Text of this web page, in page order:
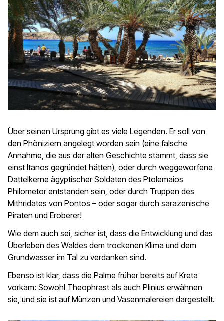
Über seinen Ursprung gibt es viele Legenden. Er soll von
den Phöniziern angelegt worden sein (eine falsche
Annahme, die aus der alten Geschichte stammt, dass sie
einst Itanos gegründet hätten), oder durch weggeworfene
Dattelkerne ägyptischer Soldaten des Ptolemaios
Philometor entstanden sein, oder durch Truppen des
Mithridates von Pontos – oder sogar durch sarazenische
Piraten und Eroberer!
Wie dem auch sei, sicher ist, dass die Entwicklung und das
Überleben des Waldes dem trockenen Klima und dem
Grundwasser im Tal zu verdanken sind.
Ebenso ist klar, dass die Palme früher bereits auf Kreta
vorkam: Sowohl Theophrast als auch Plinius erwähnen
sie, und sie ist auf Münzen und Vasenmalereien dargestellt.